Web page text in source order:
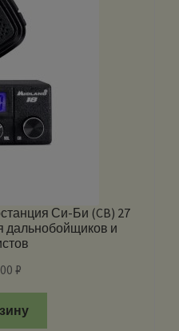
Си-Би (CB) 27
дальнобойщиков и
₽